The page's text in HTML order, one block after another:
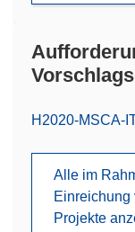
(öffnet
Fenster)
H2020-MSCA-
Alle im
Einreichung
Projekte